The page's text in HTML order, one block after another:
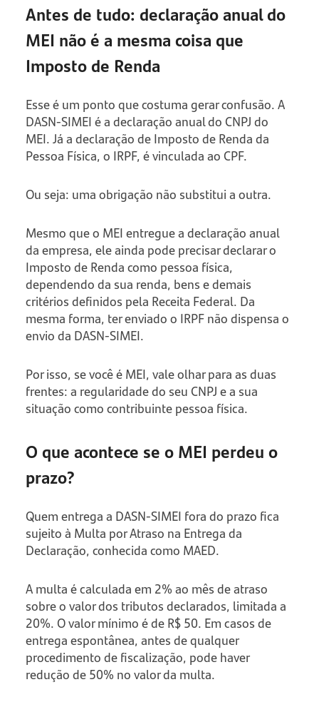
Antes de tudo: declaração anual do
MEI não é a mesma coisa que
Imposto de Renda
Esse é um ponto que costuma gerar confusão. A
DASN-SIMEI é a declaração anual do CNPJ do
MEI. Já a declaração de Imposto de Renda da
Pessoa Física, o IRPF, é vinculada ao CPF.
Ou seja: uma obrigação não substitui a outra.
Mesmo que o MEI entregue a declaração anual
da empresa, ele ainda pode precisar declarar o
Imposto de Renda como pessoa física,
dependendo da sua renda, bens e demais
critérios definidos pela Receita Federal. Da
mesma forma, ter enviado o IRPF não dispensa o
envio da DASN-SIMEI.
Por isso, se você é MEI, vale olhar para as duas
frentes: a regularidade do seu CNPJ e a sua
situação como contribuinte pessoa física.
O que acontece se o MEI perdeu o
prazo?
Quem entrega a DASN-SIMEI fora do prazo fica
sujeito à Multa por Atraso na Entrega da
Declaração, conhecida como MAED.
A multa é calculada em 2% ao mês de atraso
sobre o valor dos tributos declarados, limitada a
20%. O valor mínimo é de R$ 50. Em casos de
entrega espontânea, antes de qualquer
procedimento de fiscalização, pode haver
redução de 50% no valor da multa.